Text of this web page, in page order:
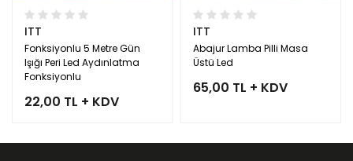
ITT
Fonksiyonlu 5 Metre Gün
Işığı Peri Led Aydınlatma
Fonksiyonlu
22,00 TL + KDV
ITT
Abajur Lamba Pilli Masa
Üstü Led
65,00 TL + KDV